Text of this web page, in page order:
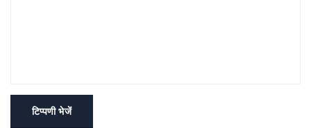
टिप्पणी भेजें